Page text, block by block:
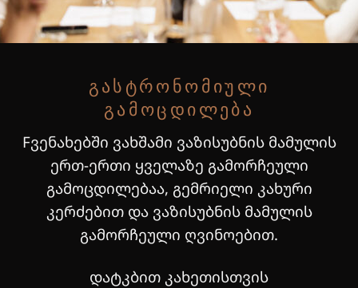
ᲒᲐᲡᲢᲠᲝᲜᲝᲛᲘᲣᲚᲘ
ᲒᲐᲛᲝᲪᲓᲘᲚᲔᲑᲐ
Fვენახებში ვახშამი ვაზისუბნის მამულის
ერთ-ერთი ყველაზე გამორჩეული
გამოცდილებაა, გემრიელი კახური
კერძებით და ვაზისუბნის მამულის
გამორჩეული ღვინოებით.
დატკბით კახეთისთვის